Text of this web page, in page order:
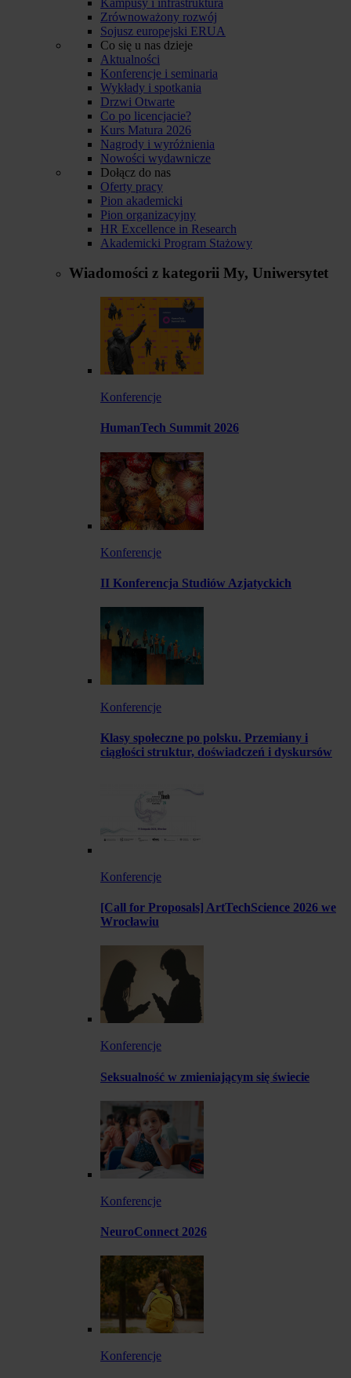
Zrównoważony rozwój
Sojusz europejski ERUA
Co się u nas dzieje
Aktualności
Konferencje i seminaria
Wykłady i spotkania
Drzwi Otwarte
Co po licencjacie?
Kurs Matura 2026
Nagrody i wyróżnienia
Nowości wydawnicze
Dołącz do nas
Oferty pracy
Pion akademicki
Pion organizacyjny
HR Excellence in Research
Akademicki Program Stażowy
Wiadomości z kategorii My, Uniwersytet
Konferencje
HumanTech Summit 2026
Konferencje
II Konferencja Studiów Azjatyckich
Konferencje
Klasy społeczne po polsku. Przemiany i
ciągłości struktur, doświadczeń i dyskursów
Konferencje
[Call for Proposals] ArtTechScience 2026 we
Wrocławiu
Konferencje
Seksualność w zmieniającym się świecie
Konferencje
NeuroConnect 2026
Konferencje